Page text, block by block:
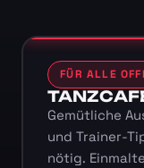
FÜR ALLE
Gemütliche
und Trainer-
nötig.